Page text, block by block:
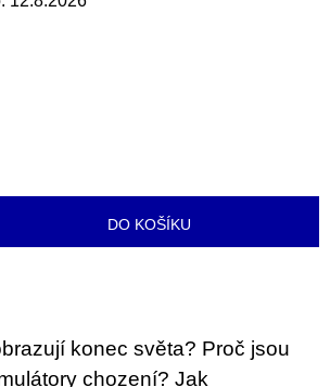
DO KOŠÍKU
konec světa? Proč jsou
chození? Jak